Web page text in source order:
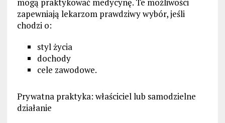
mogą praktykować medycynę. Te możliwości
zapewniają lekarzom prawdziwy wybór, jeśli
chodzi o:
styl życia
dochody
cele zawodowe.
Prywatna praktyka: właściciel lub samodzielne
działanie